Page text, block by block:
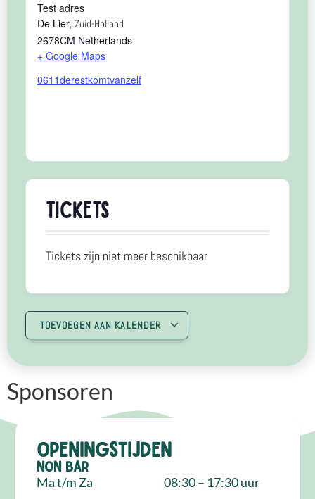
Test adres
De Lier, Zuid-Holland
2678CM Netherlands
+ Google Maps
0611derestkomtvanzelf
TICKETS
Tickets zijn niet meer beschikbaar
TOEVOEGEN AAN KALENDER
Sponsoren
Openingstijden
NON Bar
Ma t/m Za
08:30 – 17:30 uur